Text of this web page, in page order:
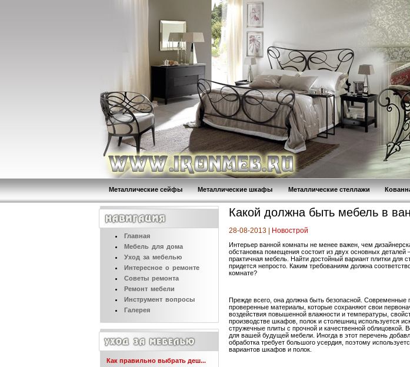
Металлические стеллажи
Металлические шкафы
Металлические сейфы
Какой должна быть мебель в
28-08-2013 | Новострой
Интерьер ванной комнаты не менее важен, чем
обстановка помещения состоит из двух основных
практичная мебель. Найти достойный вариант плитки для
придется непросто. Каким требованиям должна
комнате?
Прежде всего, она должна быть безопасной. Современные
проверенные материалы, которые сохраняют свои
воздействия повышенной влажности и температуры,
производстве шкафов, полок и столешниц используется
стружечные плиты с прочной и качественной
для вашей будущей мебели. Иногда в этот перечень
обработка требует большого усердия, поэтому
вариантов шкафов и полок.
Главная
Мебель для дома
Уход за мебелью
Интересное о ремонте
Советы ремонта
Ремонт мебели
Инструмент вопросы
Галерея
Как правильно выбрать деш...